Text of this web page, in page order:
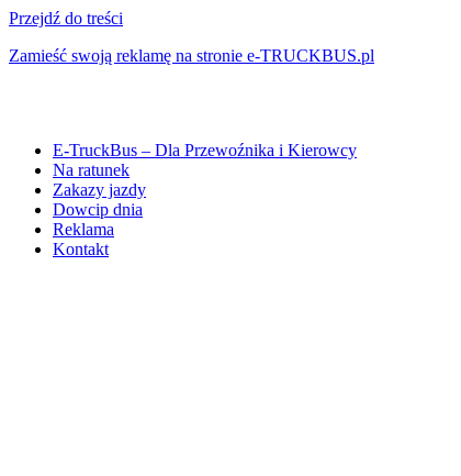
Przejdź do treści
Zamieść swoją reklamę na stronie e-TRUCKBUS.pl
E-TruckBus – Dla Przewoźnika i Kierowcy
Na ratunek
Zakazy jazdy
Dowcip dnia
Reklama
Kontakt